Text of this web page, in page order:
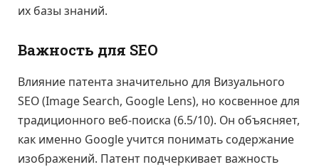
их базы знаний.
Важность для SEO
Влияние патента значительно для Визуального
SEO (Image Search, Google Lens), но косвенное для
традиционного веб-поиска (6.5/10). Он объясняет,
как именно Google учится понимать содержание
изображений. Патент подчеркивает важность